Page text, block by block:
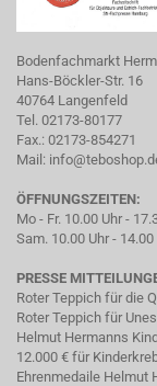
Bodenfachmarkt
Hans-Böckler-Str. 16
40764 Langenfeld
Tel. 02173-80177
Fax.: 02173-854271
Mail:
ÖFFNUNGSZEITEN:
Mo - Fr. 10.00 Uhr -
Sam. 10.00 Uhr - 14.00
PRESSE
Roter Teppich für die
Roter Teppich für
Helmut Hermanns
12.000 € für
Ehrenmedaile Helmut